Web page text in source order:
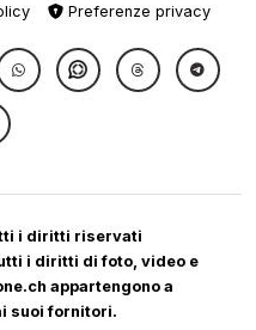
Preferenze privacy
i diritti riservati
i diritti di foto, video e
appartengono a
suoi fornitori.